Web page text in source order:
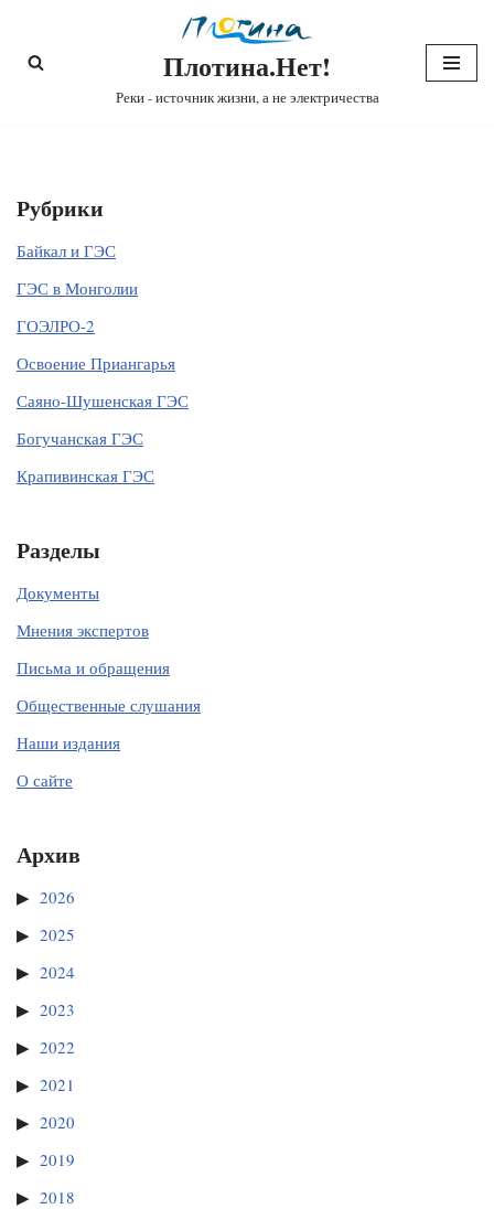
Перейти
Плотина.Нет!
Реки - источник жизни, а не электричества
Рубрики
Байкал и ГЭС
ГЭС в Монголии
ГОЭЛРО-2
Освоение Приангарья
Саяно-Шушенская ГЭС
Богучанская ГЭС
Крапивинская ГЭС
Разделы
Документы
Мнения экспертов
Письма и обращения
Общественные слушания
Наши издания
О сайте
Архив
2026
2025
2024
2023
2022
2021
2020
2019
2018